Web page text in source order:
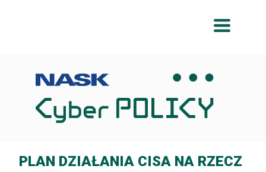
PLAN DZIAŁANIA CISA NA RZECZ